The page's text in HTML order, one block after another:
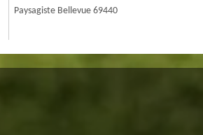
Paysagiste Bellevue 69440